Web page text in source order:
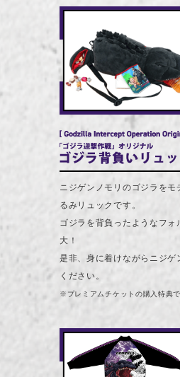
ニジゲンノモリのゴジラをモ
るみリュックです。
ゴジラを背負ったようなフォ
大！
是非、身に着けながらニジゲ
ください。
※プレミアムチケットの購入特典